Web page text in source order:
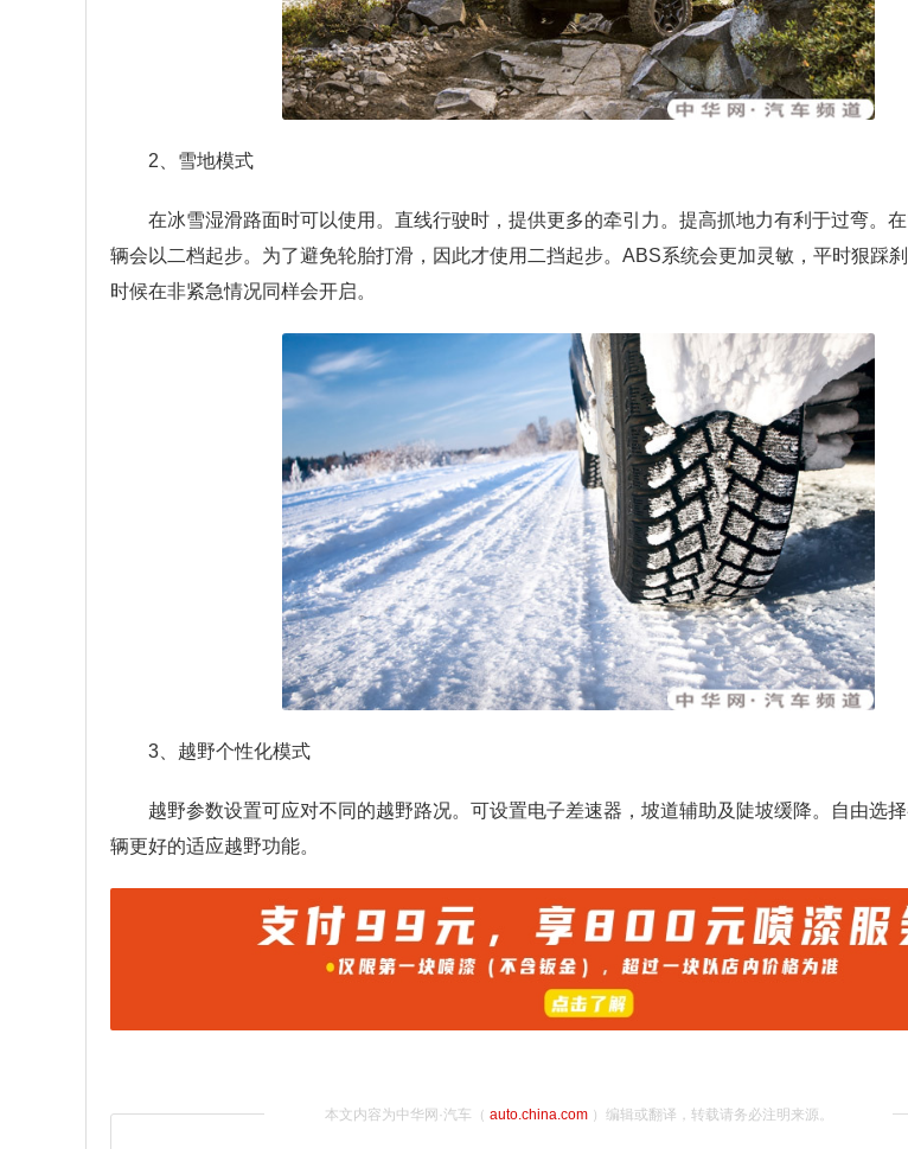
2、雪地模式
在冰雪湿滑路面时可以使用。直线行驶时，提供更多的牵引力。提高抓地力有利于过弯。
辆会以二档起步。为了避免轮胎打滑，因此才使用二挡起步。ABS系统会更加灵敏，平时狠踩
时候在非紧急情况同样会开启。
3、越野个性化模式
越野参数设置可应对不同的越野路况。可设置电子差速器，坡道辅助及陡坡缓降。自由选
辆更好的适应越野功能。
本文内容为中华网·汽车（ auto.china.com）编辑或翻译，转载请务必注明来源。